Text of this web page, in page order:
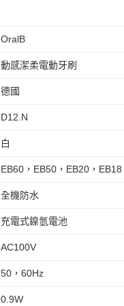
OralB
動感潔柔電動牙刷
德國
D12.N
白
EB60，EB50，EB20，
全機防水
充電式鎳氫電池
AC100V
50，60Hz
0.9W